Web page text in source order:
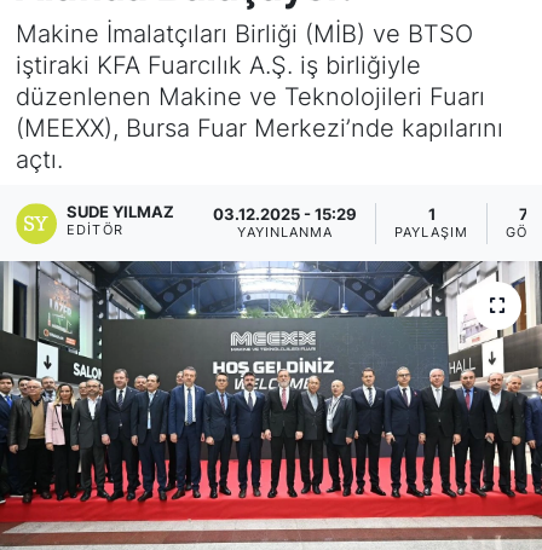
Makine İmalatçıları Birliği (MİB) ve BTSO
iştiraki KFA Fuarcılık A.Ş. iş birliğiyle
düzenlenen Makine ve Teknolojileri Fuarı
(MEEXX), Bursa Fuar Merkezi’nde kapılarını
açtı.
SUDE YILMAZ
EDITÖR
03.12.2025 - 15:29
YAYINLANMA
1
PAYLAŞIM
Yurt Dışı Fuarlar
Teknoloji
KÜLTÜR SANAT
ŞİRKET HABERLERİ
FUAR HABERLERİ
FUAR TAKVİMİ
Amerika Fuarları
FUAR RAPORU
FESTİVAL HABERLERİ
FESTİVAL TAKVİMİ